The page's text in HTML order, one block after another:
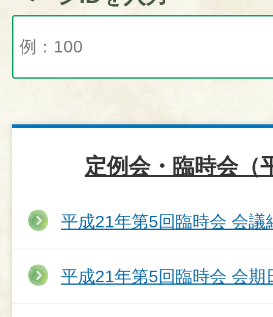
定例会・臨時会（
平成21年第5回臨時会 会議
平成21年第5回臨時会 会期